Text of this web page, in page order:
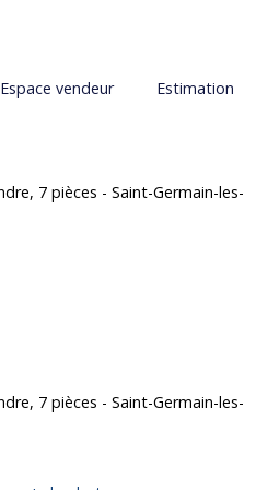
Espace vendeur Estimation